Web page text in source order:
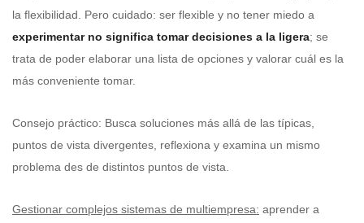
la flexibilidad. Pero cuidado: ser flexible y no tener miedo a
experimentar no significa tomar decisiones a la ligera; se
trata de poder elaborar una lista de opciones y valorar cuál es la
más conveniente tomar.
Consejo práctico: Busca soluciones más allá de las típicas,
puntos de vista divergentes, reflexiona y examina un mismo
problema des de distintos puntos de vista.
Gestionar complejos sistemas de multiempresa: aprender a